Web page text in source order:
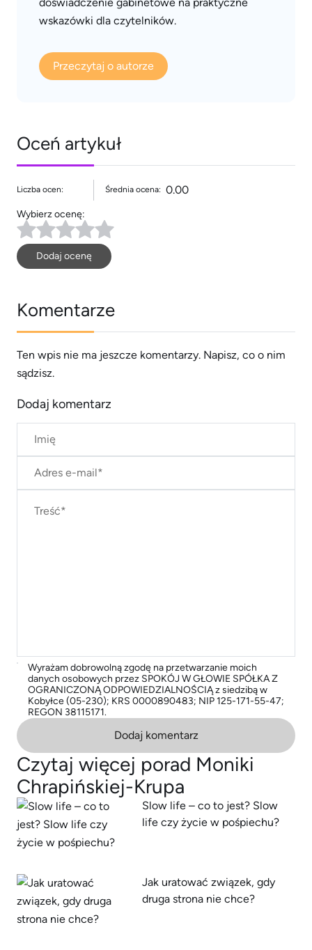
wskazówki dla czytelników.
Przeczytaj o autorze
Oceń artykuł
Liczba ocen: Średnia ocena: 0.00
Wybierz ocenę:
Dodaj ocenę
Komentarze
Ten wpis nie ma jeszcze komentarzy. Napisz, co o nim
sądzisz.
Dodaj komentarz
Wyrażam dobrowolną zgodę na przetwarzanie moich
danych osobowych przez SPOKÓJ W GŁOWIE SPÓŁKA Z
OGRANICZONĄ ODPOWIEDZIALNOŚCIĄ z siedzibą w
Kobyłce (05-230); KRS 0000890483; NIP 125-171-55-47;
REGON 38115171.
Dodaj komentarz
Czytaj więcej porad Moniki
Chrapińskiej-Krupa
Slow life – co to jest? Slow
life czy życie w pośpiechu?
Jak uratować związek, gdy
druga strona nie chce?